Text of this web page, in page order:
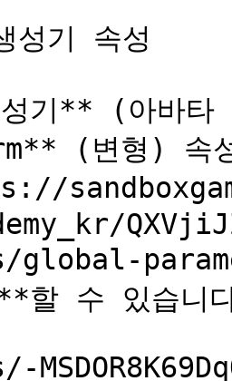
성기 속성
기** (아바
(변형) 속
global-
할 수 있습니